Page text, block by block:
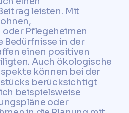
leisten. Mit
Pflegeheimen
Bedürfnisse in der
einen positiven
Auch ökologische
können bei der
berücksichtigt
beispielsweise
oder